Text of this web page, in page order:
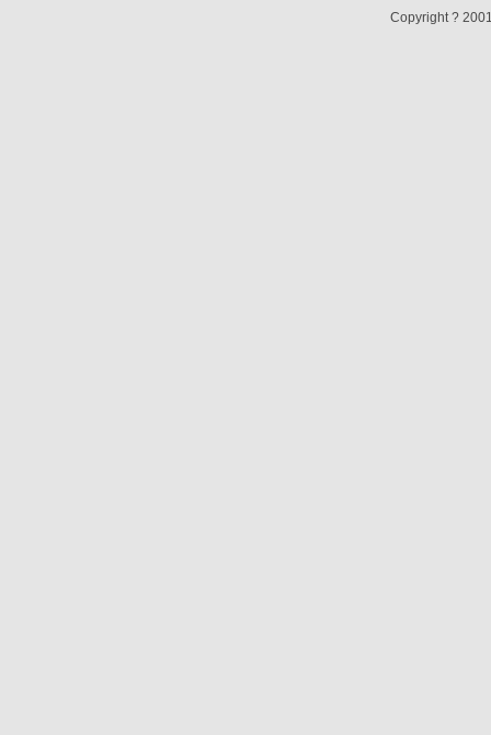
Copyright ?